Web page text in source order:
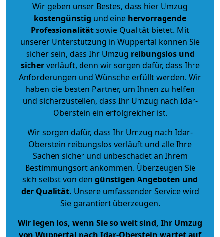
Wir geben unser Bestes, dass hier Umzug
kostengünstig und eine hervorragende
Professionalitätsowie Qualität bietet. Mit
unserer Unterstützung in Wuppertal können Sie
sicher sein, dass Ihr Umzug reibungslos und
sicherverläuft, denn wir sorgen dafür, dass Ihre
Anforderungen und Wünsche erfüllt werden. Wir
haben die besten Partner, um Ihnen zu helfen
und sicherzustellen, dass Ihr Umzug nach Idar-
Oberstein ein erfolgreicher ist.
Wir sorgen dafür, dass Ihr Umzug nach Idar-
Oberstein reibungslos verläuft und alle Ihre
Sachen sicher und unbeschadet an Ihrem
Bestimmungsort ankommen. Überzeugen Sie
sich selbst von den günstigen Angeboten und
der Qualität. Unsere umfassender Service wird
Sie garantiert überzeugen.
Wir legen los, wenn Sie so weit sind, Ihr Umzug
von Wuppertal nach Idar-Oberstein wartet auf